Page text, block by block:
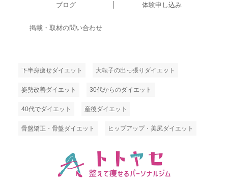
ブログ 体験申し込み
掲載・取材の問い合わせ
下半身痩せダイエット 大転子の出っ張りダイエット
姿勢改善ダイエット 30代からのダイエット
40代でダイエット 産後ダイエット
骨盤矯正・骨盤ダイエット ヒップアップ・美尻ダイエット